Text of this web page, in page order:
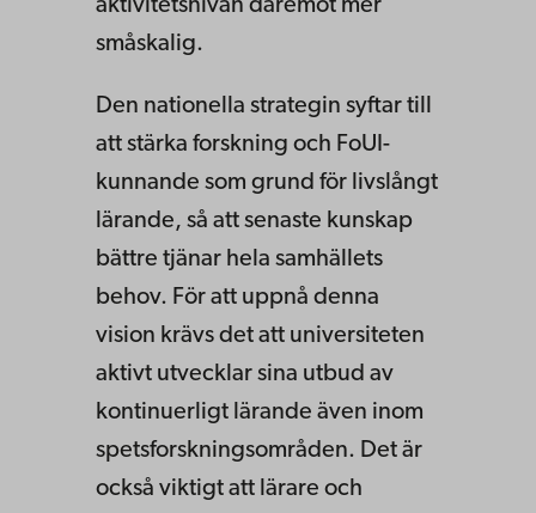
aktivitetsnivån däremot mer
småskalig.
Den nationella strategin syftar till
att stärka forskning och FoUI-
kunnande som grund för livslångt
lärande, så att senaste kunskap
bättre tjänar hela samhällets
behov. För att uppnå denna
vision krävs det att universiteten
aktivt utvecklar sina utbud av
kontinuerligt lärande även inom
spetsforskningsområden. Det är
också viktigt att lärare och